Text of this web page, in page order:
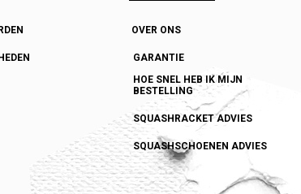
OVER ONS
GARANTIE
HOE SNEL HEB IK MIJN
BESTELLING
SQUASHRACKET ADVIES
SQUASHSCHOENEN ADVIES